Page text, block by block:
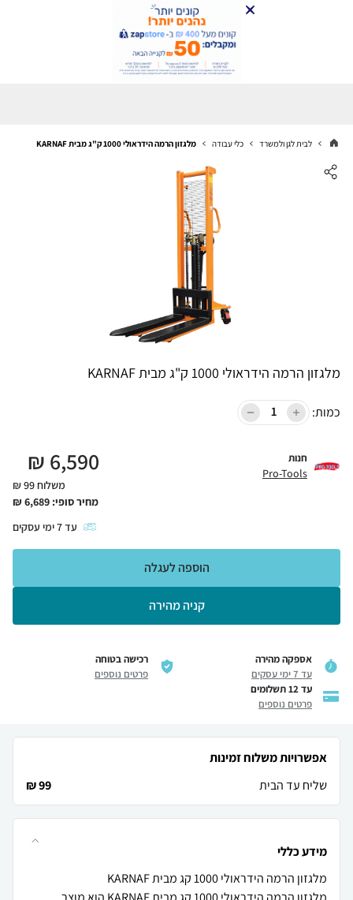
לבית לגן ולמשרד כלי עבודה מלגזון הרמה הידראולי 1000 ק"ג מבית KARNAF
מלגזון הרמה הידראולי 1000 ק"ג מבית KARNAF
כמות:
חנות
Pro-Tools
6,590
₪
משלוח 99 ₪
מחיר סופי: 6,689
₪
עד7ימי עסקים
קניה מהירה
הוספה לעגלה
אספקה מהירה
עד 7 ימי עסקים
רכישה בטוחה
פרטים נוספים
עד 12 תשלומים
פרטים נוספים
אפשרויות משלוח זמינות
שליח עד הבית
99 ₪
מידע כללי